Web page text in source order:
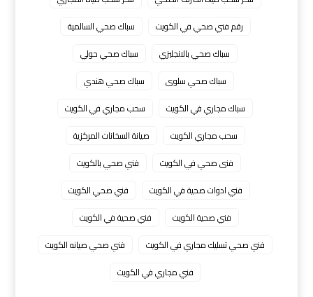
رقم فني صحي في الكويت
سباك صحي السالمية
سباك صحي بالانجليزي
سباك صحي حولي
سباك صحي سلوى
سباك صحي هندي
سباك مجاري في الكويت
سحب مجاري في الكويت
سحب مجاري الكويت
صيانة السخانات المركزية
فنى صحي في الكويت
فني صحي بالكويت
فني ادوات صحية في الكويت
فني صحي الكويت
فني صحية الكويت
فني صحية في الكويت
فني صحي تسليك مجاري في الكويت
فني صحي صيانه الكويت
فني مجاري في الكويت